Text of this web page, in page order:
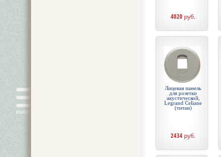
4020 руб.
Лицевая панель
для розетки
акустической,
Legrand Celiane
(титан)
2434 руб.